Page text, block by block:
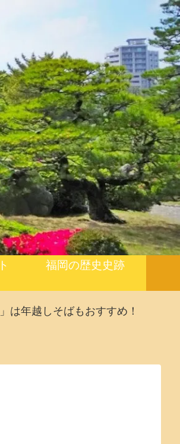
福岡の歴史史跡
は年越しそばもおすすめ！